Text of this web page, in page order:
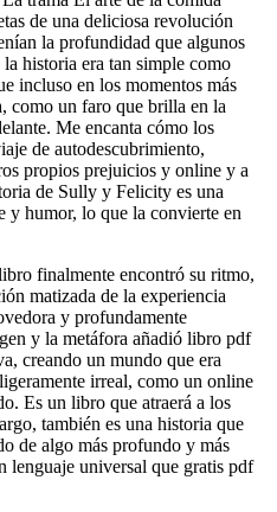
de una deliciosa revolución
la profundidad que algunos
historia era tan simple como
incluso en los momentos más
como un faro que brilla en la
Me encanta cómo los
de autodescubrimiento,
propios prejuicios y online y a
de Sully y Felicity es una
y humor, lo que la convierte en
finalmente encontró su ritmo,
matizada de la experiencia
y profundamente
y la metáfora añadió libro pdf
creando un mundo que era
irreal, como un online
Es un libro que atraerá a los
también es una historia que
de algo más profundo y más
lenguaje universal que gratis pdf